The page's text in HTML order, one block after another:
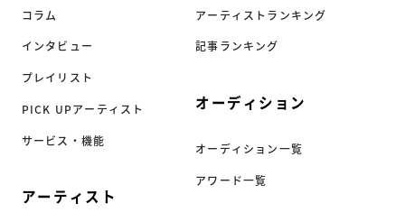
コラム
インタビュー
プレイリスト
PICK UPアーティスト
サービス・機能
アーティスト
アーティストランキング
記事ランキング
オーディション
オーディション一覧
アワード一覧